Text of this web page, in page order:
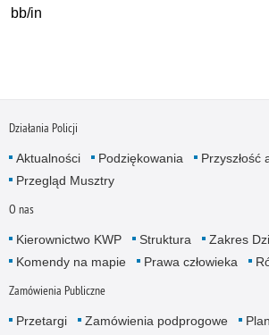
bb/in
Działania Policji
Aktualności Podziękowania
Przyszłość
Przegląd Musztry
O nas
Kierownictwo KWP Struktura Zakres
Komendy na mapie
Prawa człowieka
Zamówienia Publiczne
Przetargi Zamówienia podprogowe